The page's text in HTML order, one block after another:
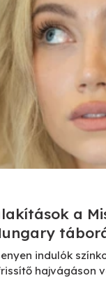
a
indulók
hajvágáson